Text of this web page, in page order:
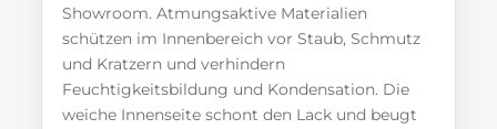
Showroom. Atmungsaktive Materialien
schützen im Innenbereich vor Staub, Schmutz
und Kratzern und verhindern
Feuchtigkeitsbildung und Kondensation. Die
weiche Innenseite schont den Lack und beugt